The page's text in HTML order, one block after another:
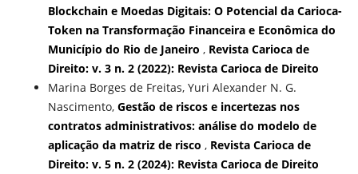
Blockchain e Moedas Digitais: O Potencial da Carioca-
Token na Transformação Financeira e Econômica do
Município do Rio de Janeiro , Revista Carioca de
Direito: v. 3 n. 2 (2022): Revista Carioca de Direito
Marina Borges de Freitas, Yuri Alexander N. G.
Nascimento, Gestão de riscos e incertezas nos
contratos administrativos: análise do modelo de
aplicação da matriz de risco , Revista Carioca de
Direito: v. 5 n. 2 (2024): Revista Carioca de Direito